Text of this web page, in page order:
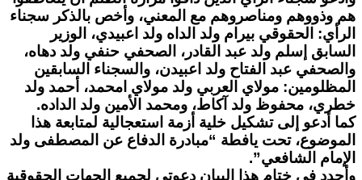
هم وذووهم ومناصروهم مع المعني، وأخص بالذكر سجناء
الرأي: الحقوقي بيرام ولد الداه ولد اعبيدي، الوزير
السابق إسلم ولد عبد القادر، الصحفي حنفي ولد دهاه،
والصحفي عبد الفتاح ولد اعبيدن، والسجناء السابقين
المظلومين: مولاي العربي ولد مولاي امحمد، أحمد ولد
خطري، محفوظ ولد آكاط، ومحمد الأمين ولد الداده.
كما أدعو إلى تشكيل خلية أزمة استعجالية لمتابعة هذا
الموضوع، تحت يافطة “مبادرة الدفاع عن المصطفى ولد
الإمام الشافعي”.
وأجدد في ختام هذا البيان دعوتي لجميع الجهات الحقوقية